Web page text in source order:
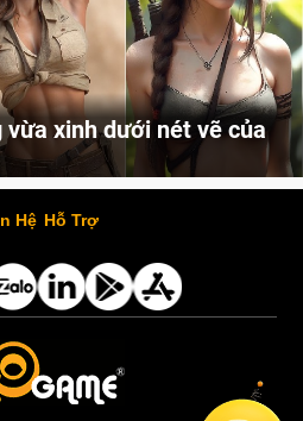
xinh dưới nét vẽ của
Cùng đến với những hình ảnh Lala Croft của Tomb Raider dưới nét vẽ của AI. Một cô nàng xinh đẹp, nóng bỏng nhưng cũng rắn rỏi và mạnh mẽ.
Hệ Hỗ Trợ